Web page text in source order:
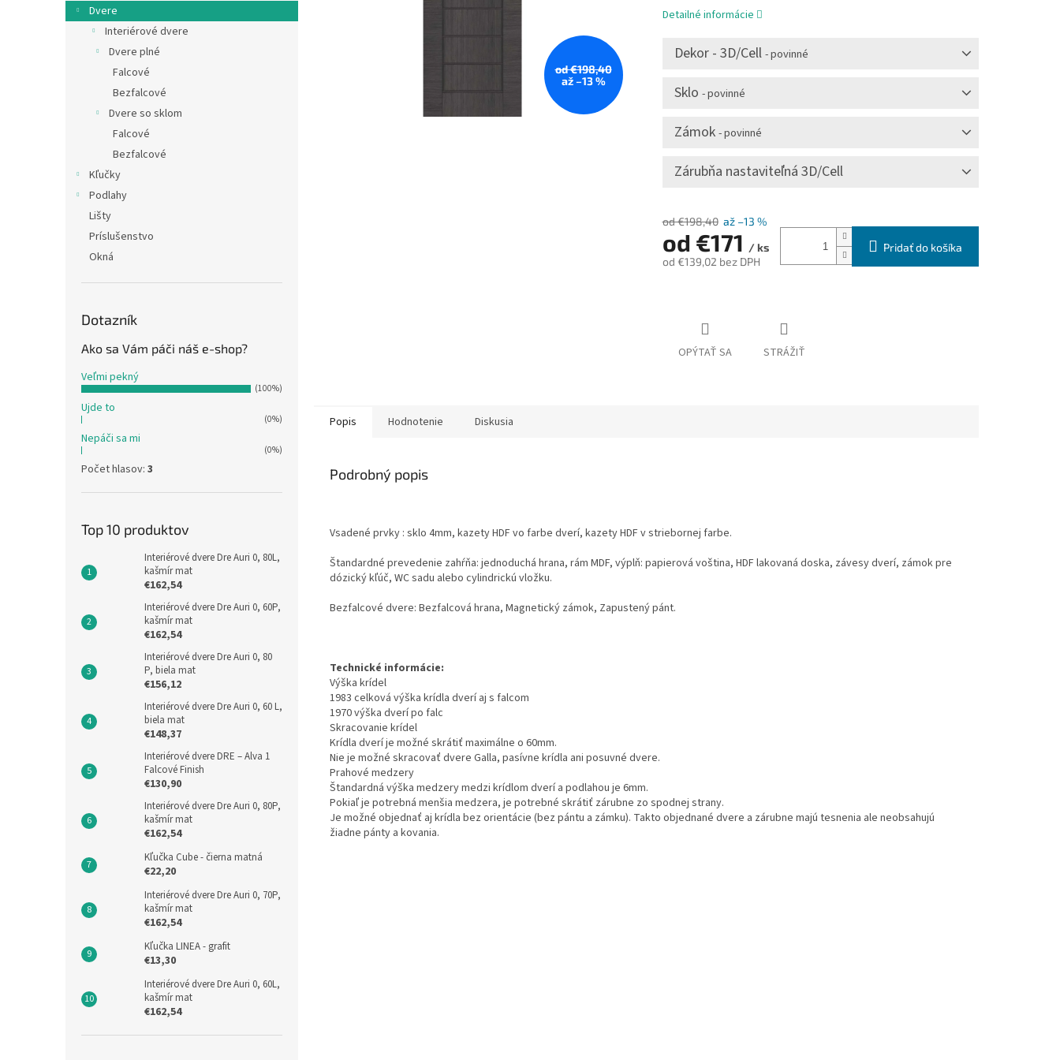
Dvere
Interiérové dvere
Dvere plné
Falcové
Bezfalcové
Dvere so sklom
Falcové
Bezfalcové
Kľučky
Podlahy
Lišty
Príslušenstvo
Okná
Dotazník
Ako sa Vám páči náš e-shop?
Veľmi pekný
(100%)
Ujde to
(0%)
Nepáči sa mi
(0%)
Počet hlasov: 3
Top 10 produktov
Interiérové dvere Dre Auri 0, 80L,
kašmír mat
€162,54
Interiérové dvere Dre Auri 0, 60P,
kašmír mat
€162,54
Interiérové dvere Dre Auri 0, 80
P, biela mat
€156,12
Interiérové dvere Dre Auri 0, 60 L,
biela mat
€148,37
Interiérové dvere DRE – Alva 1
Falcové Finish
€130,90
Interiérové dvere Dre Auri 0, 80P,
kašmír mat
€162,54
Kľučka Cube - čierna matná
€22,20
Interiérové dvere Dre Auri 0, 70P,
kašmír mat
€162,54
Kľučka LINEA - grafit
€13,30
Interiérové dvere Dre Auri 0, 60L,
kašmír mat
€162,54
od €198,40
až –13 %
Detailné informácie
OPÝTAŤ SA STRÁŽIŤ
Dekor - 3D/Cell- povinné
Sklo - povinné
Zámok- povinné
Zárubňa nastaviteľná 3D/Cell
od €198,40 až –13 %
od €171 / ks
od €139,02 bez DPH
Pridať do košíka
Popis Hodnotenie Diskusia
Podrobný popis
Vsadené prvky : sklo 4mm, kazety HDF vo farbe dverí, kazety HDF v striebornej farbe.
Štandardné prevedenie zahŕňa: jednoduchá hrana, rám MDF, výplň: papierová voština, HDF lakovaná doska, závesy dverí, zámok pre
dózický kľúč, WC sadu alebo cylindrickú vložku.
Bezfalcové dvere: Bezfalcová hrana, Magnetický zámok, Zapustený pánt.
Technické informácie:
Výška krídel
1983 celková výška krídla dverí aj s falcom
1970 výška dverí po falc
Skracovanie krídel
Krídla dverí je možné skrátiť maximálne o 60mm.
Nie je možné skracovať dvere Galla, pasívne krídla ani posuvné dvere.
Prahové medzery
Štandardná výška medzery medzi krídlom dverí a podlahou je 6mm.
Pokiaľ je potrebná menšia medzera, je potrebné skrátiť zárubne zo spodnej strany.
Je možné objednať aj krídla bez orientácie (bez pántu a zámku). Takto objednané dvere a zárubne majú tesnenia ale neobsahujú
žiadne pánty a kovania.